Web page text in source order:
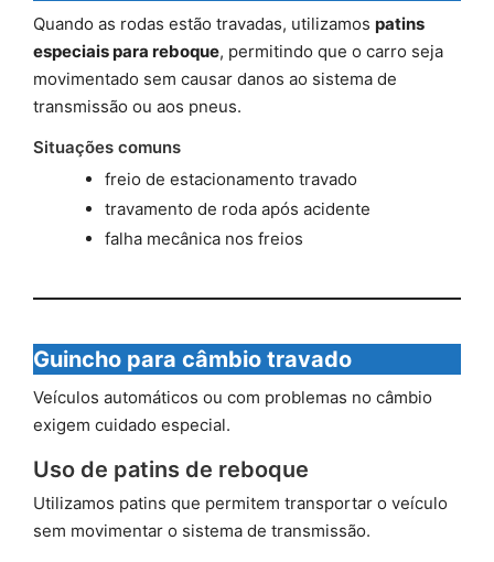
Quando as rodas estão travadas, utilizamos patins
especiais para reboque, permitindo que o carro seja
movimentado sem causar danos ao sistema de
transmissão ou aos pneus.
Situações comuns
freio de estacionamento travado
travamento de roda após acidente
falha mecânica nos freios
Guincho para câmbio travado
Veículos automáticos ou com problemas no câmbio
exigem cuidado especial.
Uso de patins de reboque
Utilizamos patins que permitem transportar o veículo
sem movimentar o sistema de transmissão.